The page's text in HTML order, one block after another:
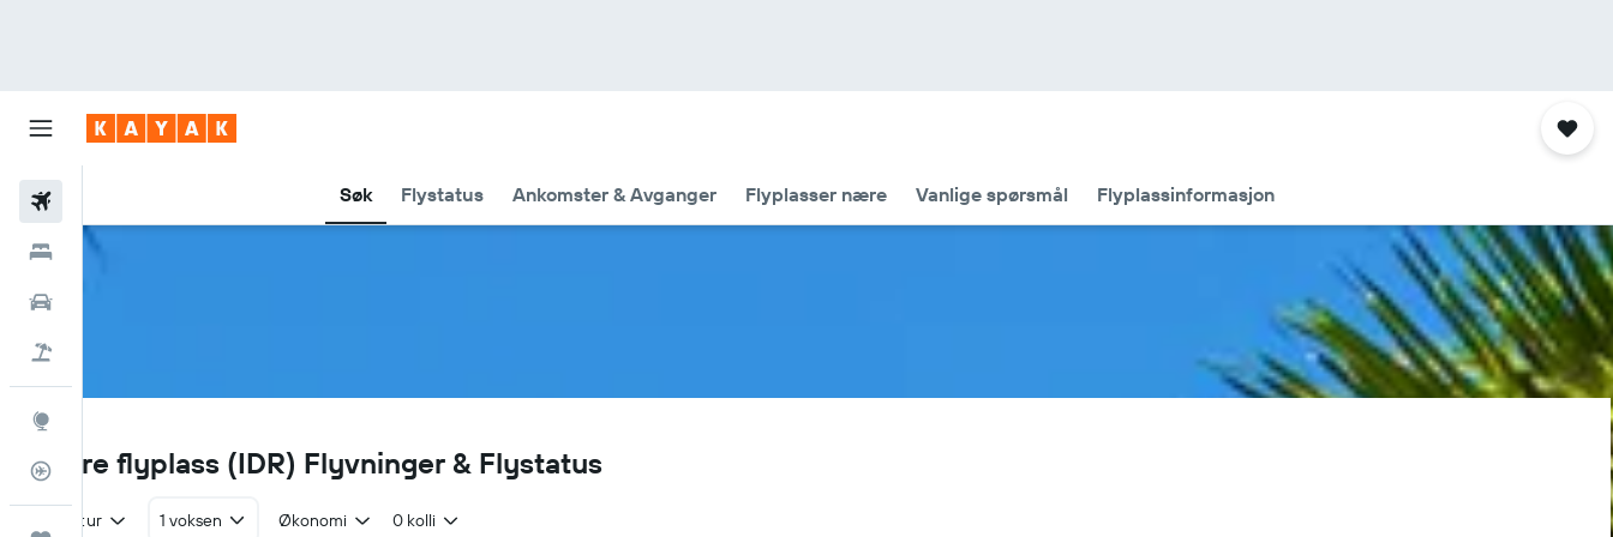
Søk Flystatus Ankomster & Avganger Flyplasser nære Vanlige spørsmål Flyplassinformasjon
Hoteller
Flysporer
IDR
Indore flyplass (IDR) Flyvninger & Flystatus
Tur/retur 1 voksen Økonomi 0 kolli